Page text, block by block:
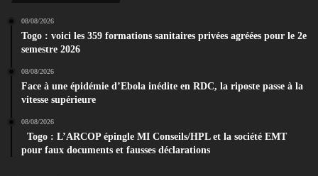
08/08/2026
Togo : voici les 359 formations sanitaires privées agréées pour le 2e
semestre 2026
08/08/2026
Face à une épidémie d’Ebola inédite en RDC, la riposte passe à la
vitesse supérieure
08/08/2026
Togo : L’ARCOP épingle MI Conseils/HPL et la société EMT
pour faux documents et fausses déclarations